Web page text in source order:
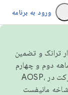
ورود به برنامه
ترانک و تضمین
دوم و چهارم
شاخه مانیفست